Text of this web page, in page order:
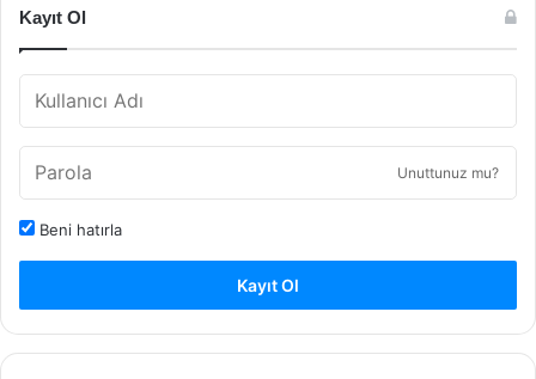
Kayıt Ol
Unuttunuz mu?
Beni hatırla
Kayıt Ol